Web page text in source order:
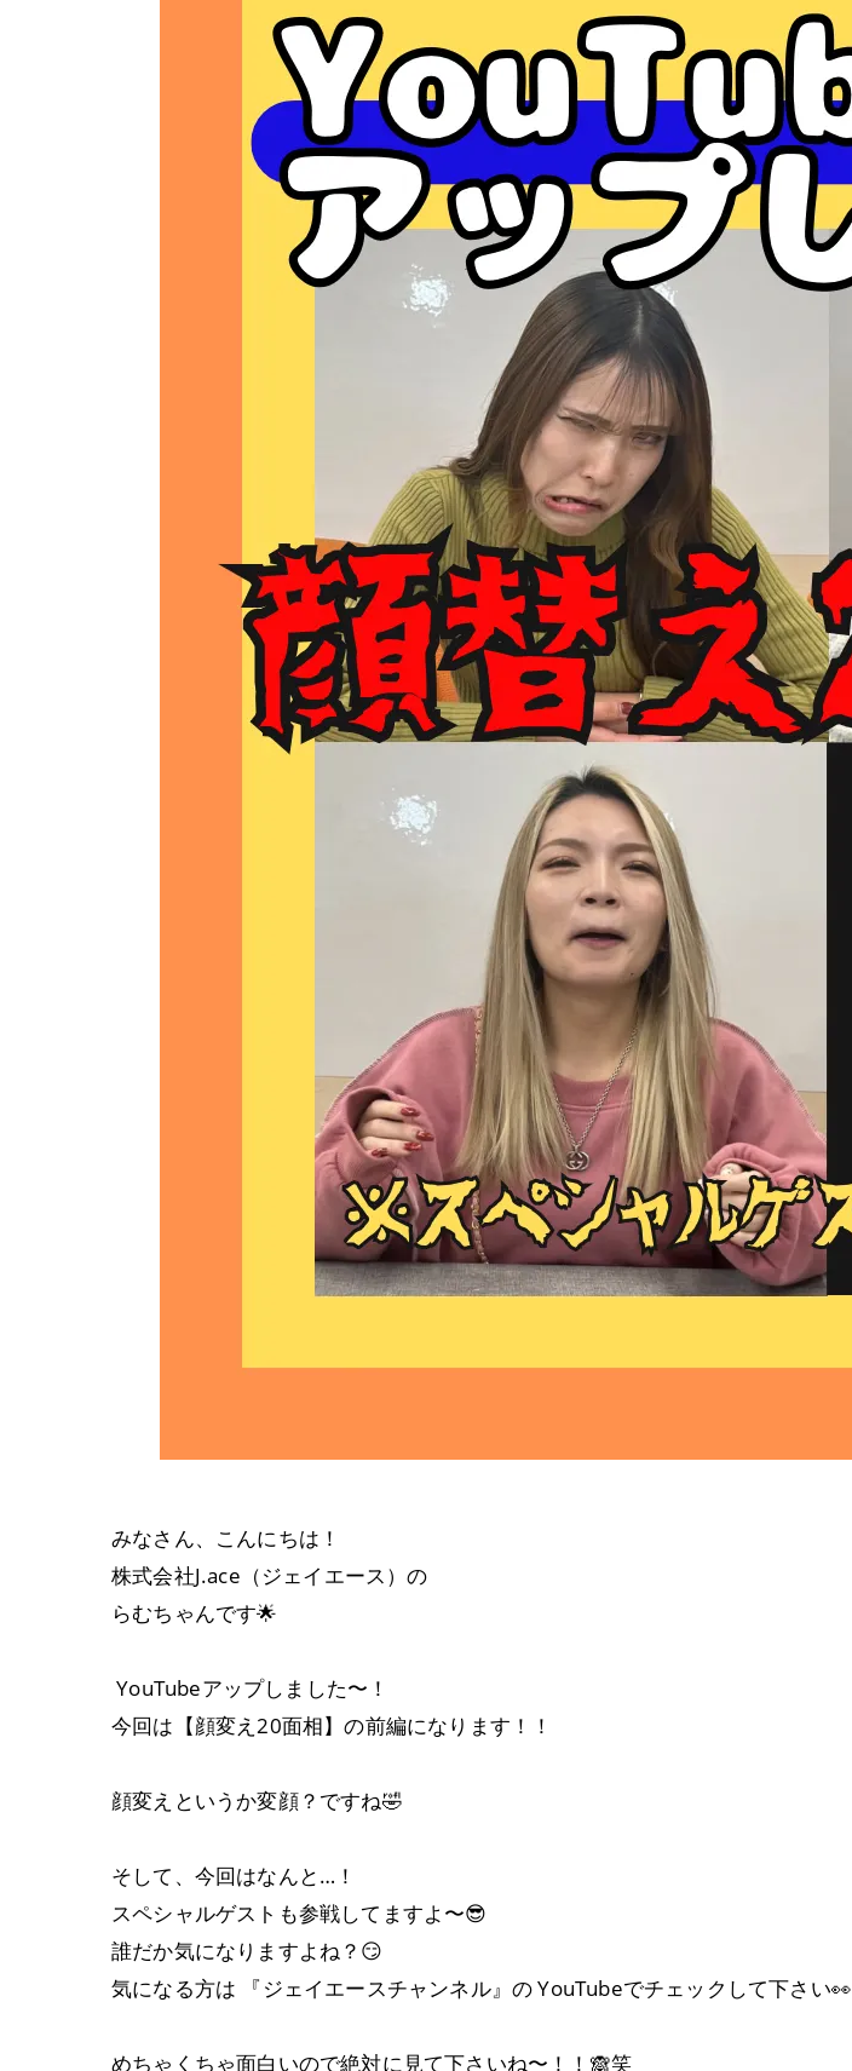
みなさん、こんにちは！
株式会社J.ace（ジェイエース）の
らむちゃんです🌟
YouTubeアップしました〜！
今回は【顔変え20面相】の前編になります！！
顔変えというか変顔？ですね🤣
そして、今回はなんと…！
スペシャルゲストも参戦してますよ〜😎
誰だか気になりますよね？😏
気になる方は 『ジェイエースチャンネル』の YouTubeでチェックして下さい👀
めちゃくちゃ面白いので絶対に見て下さいね〜！！🙈笑